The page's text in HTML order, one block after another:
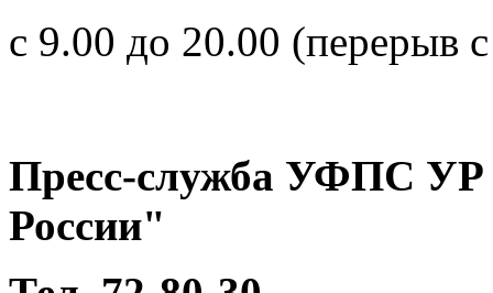
с 9.00 до 20.00 (перерыв
Пресс-служба УФПС
России"